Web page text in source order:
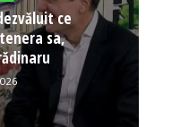
ce
sa,